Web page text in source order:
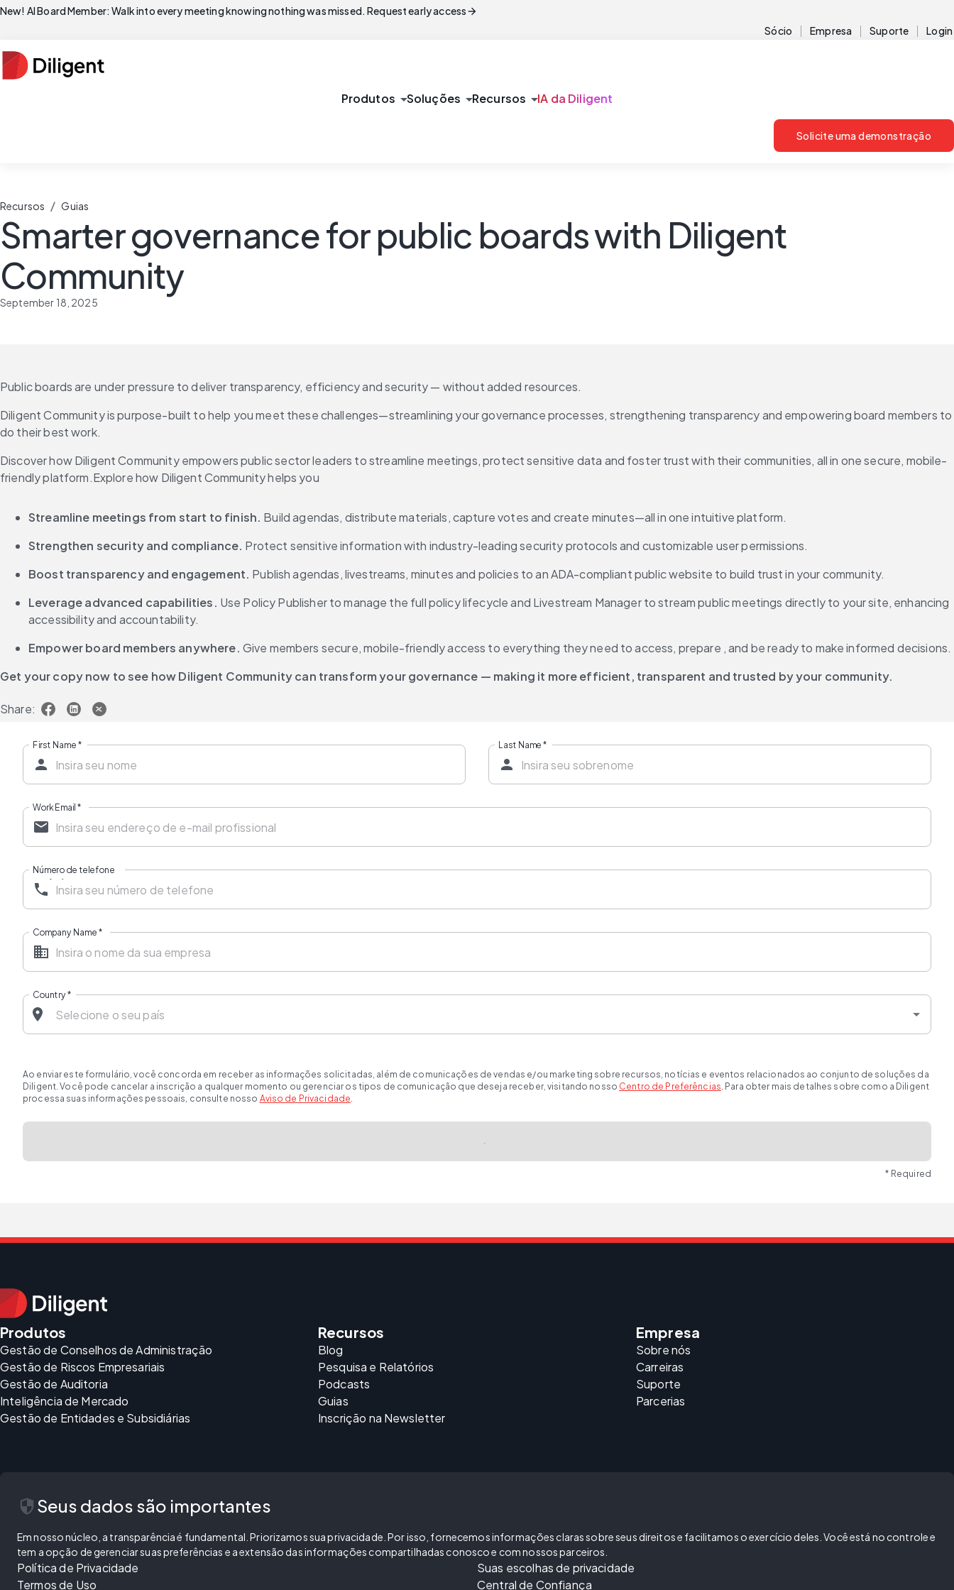
New! AI Board Member: Walk into every meeting knowing nothing was missed. Request early accessarrow_forward
Sócio Empresa Suporte Login
Produtos arrow_drop_downSoluções arrow_drop_downRecursos arrow_drop_downIA da Diligent
Solicite uma demonstração
Recursos / Guias
Smarter governance for public boards with Diligent
Community
September 18, 2025
Public boards are under pressure to deliver transparency, efficiency and security — without added resources.
Diligent Community is purpose-built to help you meet these challenges—streamlining your governance processes, strengthening transparency and empowering board members to
do their best work.
Discover how Diligent Community empowers public sector leaders to streamline meetings, protect sensitive data and foster trust with their communities, all in one secure, mobile-
friendly platform.Explore how Diligent Community helps you
Streamline meetings from start to finish. Build agendas, distribute materials, capture votes and create minutes—all in one intuitive platform.
Strengthen security and compliance. Protect sensitive information with industry-leading security protocols and customizable user permissions.
Boost transparency and engagement. Publish agendas, livestreams, minutes and policies to an ADA-compliant public website to build trust in your community.
Leverage advanced capabilities. Use Policy Publisher to manage the full policy lifecycle and Livestream Manager to stream public meetings directly to your site, enhancing
accessibility and accountability.
Empower board members anywhere. Give members secure, mobile-friendly access to everything they need to access, prepare , and be ready to make informed decisions.
Get your copy now to see how Diligent Community can transform your governance — making it more efficient, transparent and trusted by your community.
Share:
First Name* Last Name *
Work Email*
Número de telefone
Company Name*
Country*
Ao enviar este formulário, você concorda em receber as informações solicitadas, além de comunicações de vendas e/ou marketing sobre recursos, notícias e eventos relacionados ao conjunto de soluções da
Diligent. Você pode cancelar a inscrição a qualquer momento ou gerenciar os tipos de comunicação que deseja receber, visitando nosso Centro de Preferências. Para obter mais detalhes sobre como a Diligent
processa suas informações pessoais, consulte nosso Aviso de Privacidade.
* Required
Produtos
Gestão de Conselhos de Administração
Gestão de Riscos Empresariais
Gestão de Auditoria
Inteligência de Mercado
Gestão de Entidades e Subsidiárias
Recursos
Blog
Pesquisa e Relatórios
Podcasts
Guias
Inscrição na Newsletter
Empresa
Sobre nós
Carreiras
Suporte
Parcerias
security Seus dados são importantes
Em nosso núcleo, a transparência é fundamental. Priorizamos sua privacidade. Por isso, fornecemos informações claras sobre seus direitos e facilitamos o exercício deles. Você está no controle e
tem a opção de gerenciar suas preferências e a extensão das informações compartilhadas conosco e com nossos parceiros.
Política de Privacidade
Termos de Uso
Suas escolhas de privacidade
Central de Confiança